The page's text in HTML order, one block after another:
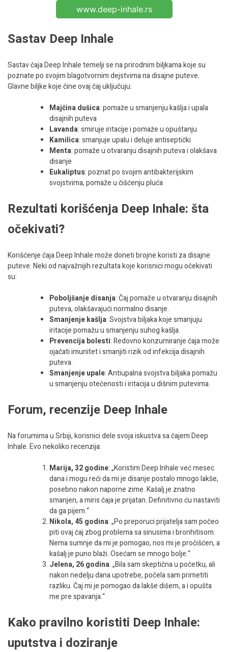
www.deep-inhale.rs
Sastav Deep Inhale
Sastav čaja Deep Inhale temelji se na prirodnim biljkama koje su
poznate po svojim blagotvornim dejstvima na disajne puteve.
Glavne biljke koje čine ovaj čaj uključuju:
Majčina dušica: pomaže u smanjenju kašlja i upala
disajnih puteva
Lavanda: smiruje iritacije i pomaže u opuštanju
Kamilica: smanjuje upalu i deluje antiseptički
Menta: pomaže u otvaranju disajnih puteva i olakšava
disanje
Eukaliptus: poznat po svojim antibakterijskim
svojstvima, pomaže u čišćenju pluća
Rezultati korišćenja Deep Inhale: šta
očekivati?
Korišćenje čaja Deep Inhale može doneti brojne koristi za disajne
puteve. Neki od najvažnijih rezultata koje korisnici mogu očekivati
su:
Poboljšanje disanja: Čaj pomaže u otvaranju disajnih
puteva, olakšavajući normalno disanje.
Smanjenje kašlja: Svojstva biljaka koje smanjuju
iritacije pomažu u smanjenju suhog kašlja.
Prevencija bolesti: Redovno konzumiranje čaja može
ojačati imunitet i smanjiti rizik od infekcija disajnih
puteva.
Smanjenje upale: Antiupalna svojstva biljaka pomažu
u smanjenju otečenosti i iritacija u dišnim putevima.
Forum, recenzije Deep Inhale
Na forumima u Srbiji, korisnici dele svoja iskustva sa čajem Deep
Inhale. Evo nekoliko recenzija:
Marija, 32 godine: „Koristim Deep Inhale već mesec
dana i mogu reći da mi je disanje postalo mnogo lakše,
posebno nakon naporne zime. Kašalj je znatno
smanjen, a miris čaja je prijatan. Definitivno ću nastaviti
da ga pijem.“
Nikola, 45 godina: „Po preporuci prijatelja sam počeo
piti ovaj čaj zbog problema sa sinusima i bronhitisom.
Nema sumnje da mi je pomogao, nos mi je pročišćen, a
kašalj je puno blaži. Osećam se mnogo bolje.“
Jelena, 26 godina: „Bila sam skeptična u početku, ali
nakon nedelju dana upotrebe, počela sam primetiti
razliku. Čaj mi je pomogao da lakše dišem, a i opušta
me pre spavanja.“
Kako pravilno koristiti Deep Inhale:
uputstva i doziranje